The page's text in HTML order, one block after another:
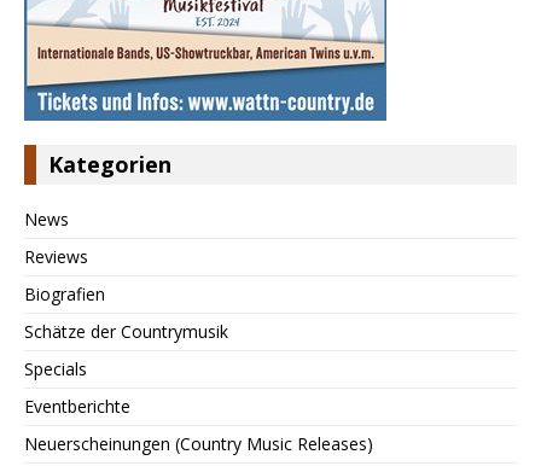
Kategorien
News
Reviews
Biografien
Schätze der Countrymusik
Specials
Eventberichte
Neuerscheinungen (Country Music Releases)